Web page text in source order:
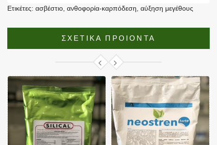
Ετικέτες: ασβέστιο ανθοφορία-καρπόδεση αύξηση μεγέθους
ΣΧΕΤΙΚΑ ΠΡΟΙΟΝΤΑ